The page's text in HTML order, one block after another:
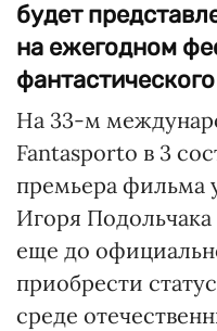
будет
на ежегодном
На 33-м
Fantasporto в 3
премьера фильма
Игоря
еще до
приобрести
среде